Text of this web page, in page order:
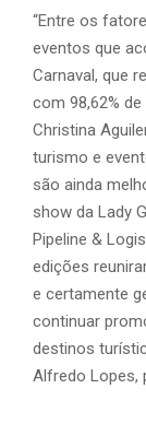
“Entre os
eventos que
Carnaval, que
com 98,62%
Christina
turismo e
são ainda
show da Lady
Pipeline &
edições
e certamente
continuar
destinos
Alfredo Lopes,